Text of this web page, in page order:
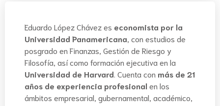
Eduardo López Chávez es economista por la
Universidad Panamericana, con estudios de
posgrado en Finanzas, Gestión de Riesgo y
Filosofía, así como formación ejecutiva en la
Universidad de Harvard. Cuenta con más de 21
años de experiencia profesional en los
ámbitos empresarial, gubernamental, académico,